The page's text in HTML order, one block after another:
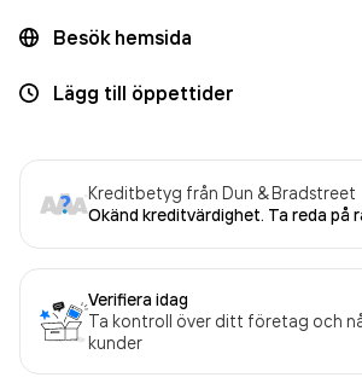
Besök hemsida
Lägg till öppettider
Kreditbetyg från Dun & Bradstreet
Okänd kreditvärdighet. Ta reda på
Verifiera idag
Ta kontroll över ditt företag och
kunder